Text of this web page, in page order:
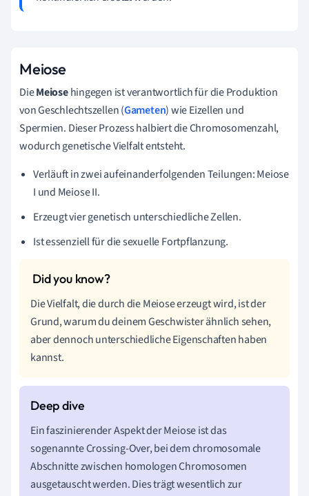
Meiose
DieMeiosehingegen ist verantwortlich für die Produktion
von Geschlechtszellen (Gameten) wie Eizellen und
Spermien. Dieser Prozess halbiert die Chromosomenzahl,
wodurch genetische Vielfalt entsteht.
Verläuft in zwei aufeinanderfolgenden Teilungen: Meiose
I und Meiose II.
Erzeugt vier genetisch unterschiedliche Zellen.
Ist essenziell für die sexuelle Fortpflanzung.
Die Vielfalt, die durch die Meiose erzeugt wird, ist der
Grund, warum du deinem Geschwister ähnlich sehen,
aber dennoch unterschiedliche Eigenschaften haben
kannst.
Ein faszinierender Aspekt der Meiose ist das
sogenannte Crossing-Over, bei dem chromosomale
Abschnitte zwischen homologen Chromosomen
ausgetauscht werden. Dies trägt wesentlich zur